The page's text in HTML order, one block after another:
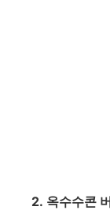
2. 옥수수콘